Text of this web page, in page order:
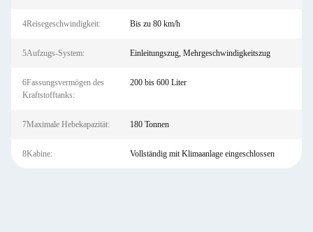
4Reisegeschwindigkeit: Bis zu 80 km/h
5Aufzugs-System: Einleitungszug, Mehrgeschwindigkeitszug
6Fassungsvermögen des
Kraftstofftanks:
200 bis 600 Liter
7Maximale Hebekapazität: 180 Tonnen
8Kabine: Vollständig mit Klimaanlage eingeschlossen